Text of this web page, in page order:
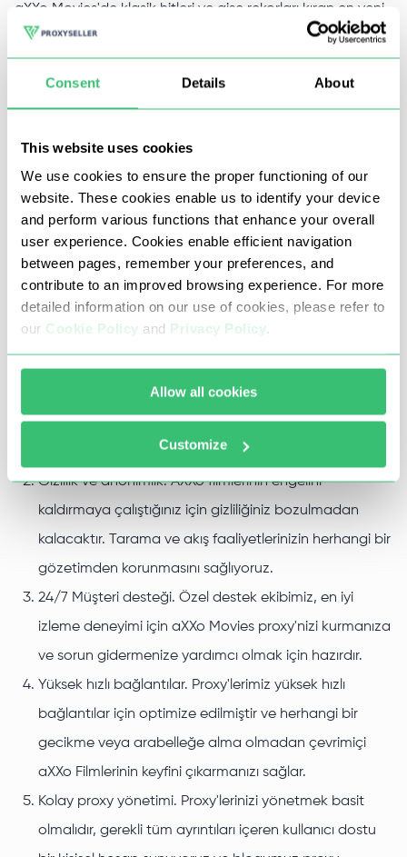
Consent Details About
This website uses cookies
We use cookies to ensure the proper functioning of our
website. These cookies enable us to identify your device
and perform various functions that enhance your overall
user experience. Cookies enable efficient navigation
between pages, remember your preferences, and
contribute to an improved browsing experience. For more
detailed information on our use of cookies, please refer to
our Cookie Policy and Privacy Policy.
Allow all cookies
Customize
aXXo Movies'de klasik hitleri ve gişe rekorları kıran en yeni
filmleri keşfetmek sorunsuz bir deneyim olmalıdır. Ancak,
köprü görevi gören güvenilir proxy'ler sağlama konusunda
uzmanız.
aXXo Movies proxy ile sorunsuz
akış
AXXo Filmlerine çevrimiçi tam erişim. aXXo Movies
proxy'miz, kapsamlı HD film kütüphanesinin engelini
kaldırmanın en kolay yoludur. Engellenen içerik
yüzünden hayal kırıklığına uğramak yok, sadece saf,
Gizlilik ve anonimlik. AXXo filmlerinin engelini
kaldırmaya çalıştığınız için gizliliğiniz bozulmadan
kalacaktır. Tarama ve akış faaliyetlerinizin herhangi bir
gözetimden korunmasını sağlıyoruz.
24/7 Müşteri desteği. Özel destek ekibimiz, en iyi
izleme deneyimi için aXXo Movies proxy'nizi kurmanıza
ve sorun gidermenize yardımcı olmak için hazırdır.
Yüksek hızlı bağlantılar. Proxy'lerimiz yüksek hızlı
bağlantılar için optimize edilmiştir ve herhangi bir
gecikme veya arabelleğe alma olmadan çevrimiçi
aXXo Filmlerinin keyfini çıkarmanızı sağlar.
Kolay proxy yönetimi. Proxy'lerinizi yönetmek basit
olmalıdır, gerekli tüm ayrıntıları içeren kullanıcı dostu